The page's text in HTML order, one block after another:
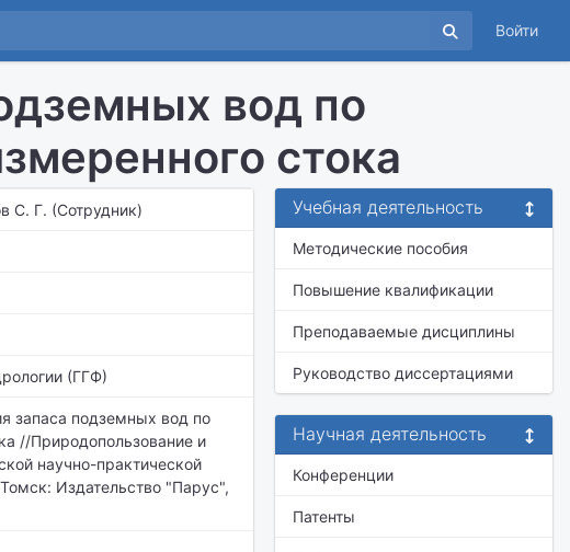
Войти
вод по
стока
С. Г. (Сотрудник)
(ГГФ)
запаса подземных вод по
//Природопользование и
научно-практической
Издательство "Парус",
Учебная деятельность
Методические пособия
Повышение квалификации
Преподаваемые дисциплины
Руководство диссертациями
Научная деятельность
Конференции
Патенты